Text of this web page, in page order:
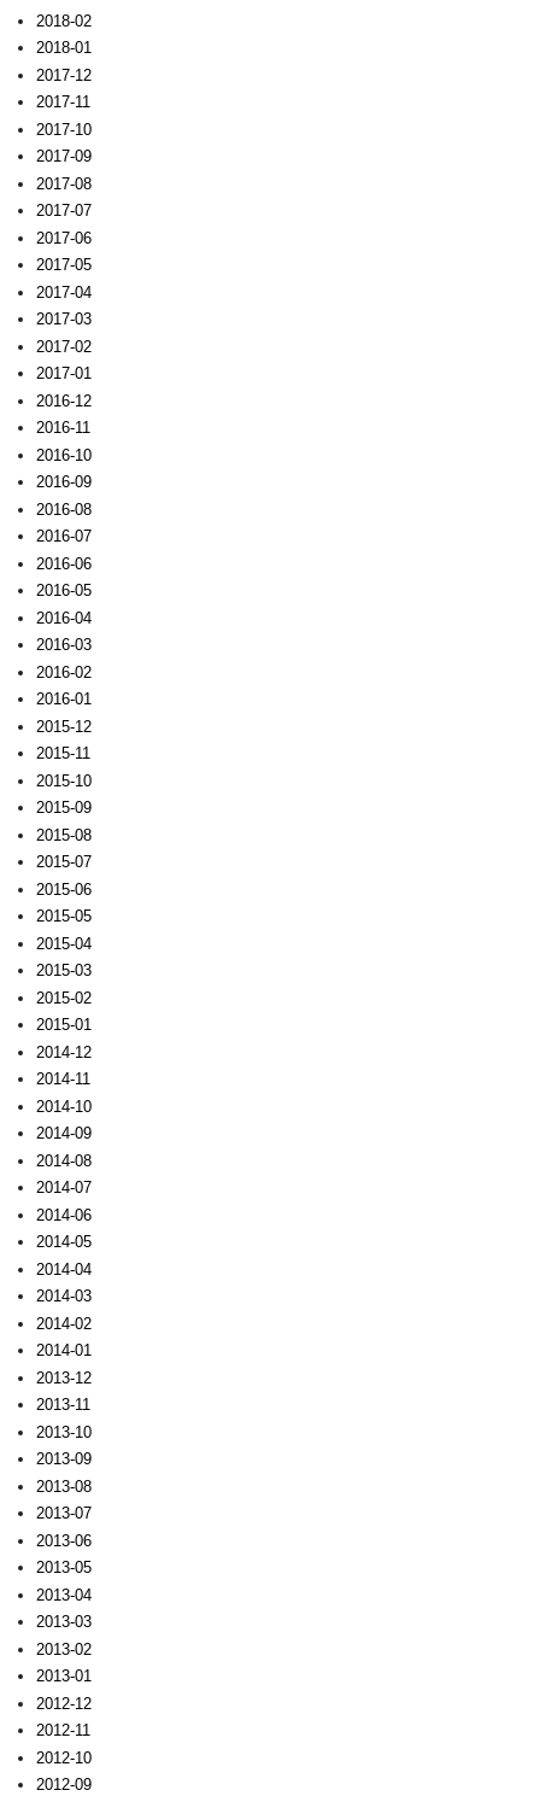
2018-02
2018-01
2017-12
2017-11
2017-10
2017-09
2017-08
2017-07
2017-06
2017-05
2017-04
2017-03
2017-02
2017-01
2016-12
2016-11
2016-10
2016-09
2016-08
2016-07
2016-06
2016-05
2016-04
2016-03
2016-02
2016-01
2015-12
2015-11
2015-10
2015-09
2015-08
2015-07
2015-06
2015-05
2015-04
2015-03
2015-02
2015-01
2014-12
2014-11
2014-10
2014-09
2014-08
2014-07
2014-06
2014-05
2014-04
2014-03
2014-02
2014-01
2013-12
2013-11
2013-10
2013-09
2013-08
2013-07
2013-06
2013-05
2013-04
2013-03
2013-02
2013-01
2012-12
2012-11
2012-10
2012-09